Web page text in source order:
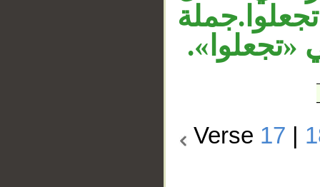
«تجعلوا».
Verse 17